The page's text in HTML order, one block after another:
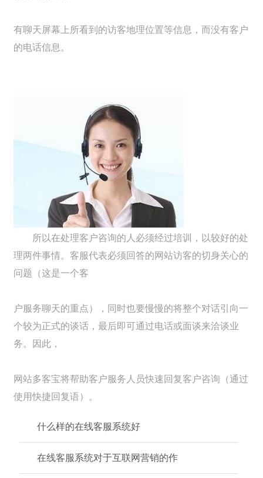
有聊天屏幕上所看到的访客地理位置等信息，而没有客户
的电话信息。
所以在处理客户咨询的人必须经过培训，以较好的处
理两件事情。客服代表必须回答的网站访客的切身关心的
问题（这是一个客
户服务聊天的重点），同时也要慢慢的将整个对话引向一
个较为正式的谈话，最后即可通过电话或面谈来洽谈业
务。因此，
网站多客宝将帮助客户服务人员快速回复客户咨询（通过
使用快捷回复语）。
什么样的在线客服系统好
在线客服系统对于互联网营销的作